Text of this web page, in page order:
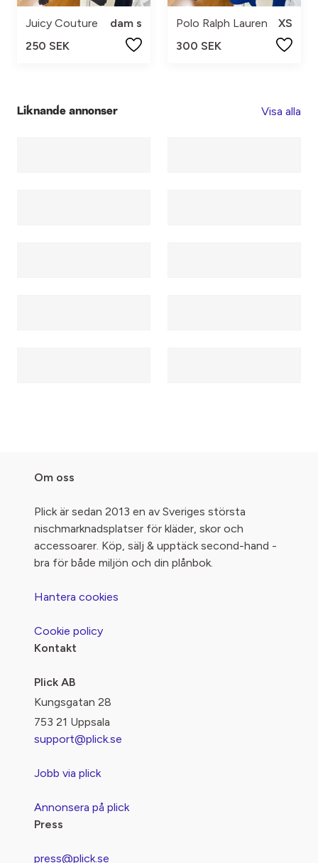
Juicy Couture
dam s
250 SEK
Polo Ralph Lauren
XS
300 SEK
Liknande annonser Visa alla
Om oss
Plick är sedan 2013 en av Sveriges största
nischmarknadsplatser för kläder, skor och
accessoarer. Köp, sälj & upptäck second-hand -
bra för både miljön och din plånbok.
Hantera cookies
Cookie policy
Kontakt
Plick AB
Kungsgatan 28
753 21 Uppsala
support@plick.se
Jobb via plick
Annonsera på plick
Press
press@plick.se